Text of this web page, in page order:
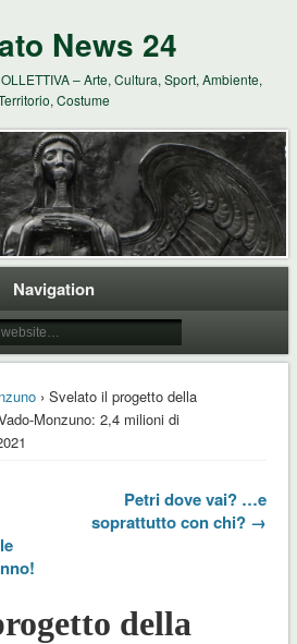
News 24
– Arte, Cultura, Sport, Ambiente,
Costume
Navigation
› Svelato il progetto della
Monzuno: 2,4 milioni di
Petri dove vai? …e
soprattutto con chi? →
della